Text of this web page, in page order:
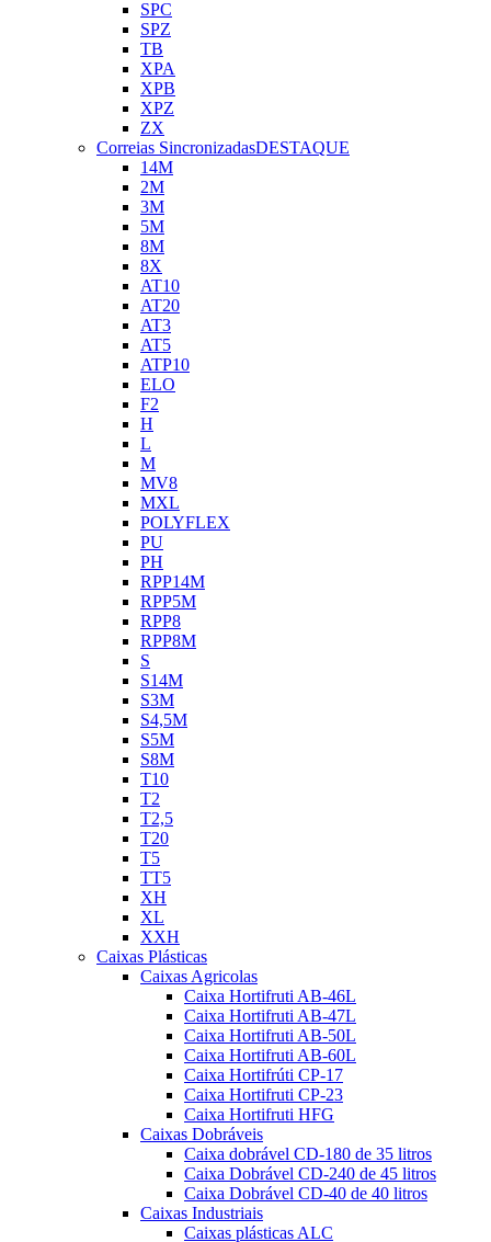
SPC
SPZ
TB
XPA
XPB
XPZ
ZX
Correias SincronizadasDESTAQUE
14M
2M
3M
5M
8M
8X
AT10
AT20
AT3
AT5
ATP10
ELO
F2
H
L
M
MV8
MXL
POLYFLEX
PU
PH
RPP14M
RPP5M
RPP8
RPP8M
S
S14M
S3M
S4,5M
S5M
S8M
T10
T2
T2,5
T20
T5
TT5
XH
XL
XXH
Caixas Plásticas
Caixas Agricolas
Caixa Hortifruti AB-46L
Caixa Hortifruti AB-47L
Caixa Hortifruti AB-50L
Caixa Hortifruti AB-60L
Caixa Hortifrúti CP-17
Caixa Hortifruti CP-23
Caixa Hortifruti HFG
Caixas Dobráveis
Caixa dobrável CD-180 de 35 litros
Caixa Dobrável CD-240 de 45 litros
Caixa Dobrável CD-40 de 40 litros
Caixas Industriais
Caixas plásticas ALC